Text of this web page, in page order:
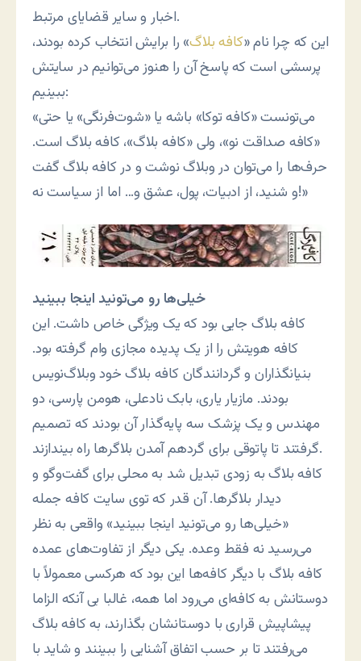
اخبار و سایر قضایای مرتبط.
این که چرا نام «کافه بلاگ» را برایش انتخاب کرده بودند،
پرسشی است که پاسخ آن را هنوز می‌توانیم در سایتش
ببینیم:
«می‌تونست «کافه توکا» باشه یا «شوت‌فرنگی» یا حتی
«کافه صداقت نو»، ولی «کافه بلاگ»، کافه بلاگ است.
حرف‌ها را می‌توان در وبلاگ نوشت و در کافه بلاگ گفت
و شنید، از ادبیات، پول، عشق و… اما از سیاست نه!»
خیلی‌ها رو می‌تونید اینجا ببینید
کافه بلاگ جایی بود که یک ویژگی خاص داشت. این
کافه هویتش را از یک پدیده مجازی وام گرفته بود.
بنیانگذاران و گردانندگان کافه بلاگ خود وبلاگ‌نویس
بودند. مازیار یاری، بابک نادعلی، هومن پارسی، دو
مهندس و یک پزشک سه پایه‌گذار آن بودند که تصمیم
گرفتند تا پاتوقی برای گردهم آمدن بلاگرها راه بیندازند.
کافه بلاگ به زودی تبدیل شد به محلی برای گفت‌وگو و
دیدار بلاگرها. آن قدر که توی سایت کافه جمله
«خیلی‌ها رو می‌تونید اینجا ببینید» واقعی به نظر
می‌رسید نه فقط وعده. یکی دیگر از تفاوت‌های عمده
کافه بلاگ با دیگر کافه‌ها این بود که هرکسی معمولاً با
دوستانش به کافه‌ای می‌رود اما همه، غالبا بی آنکه الزاما
پیشاپیش قراری با دوستانشان بگذارند، به کافه بلاگ
می‌رفتند تا بر حسب اتفاق آشنایی را ببینند و شاید با